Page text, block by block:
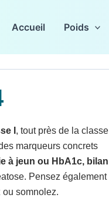
Accueil Poids
I , tout près de la classe
marqueurs concrets
à jeun ou HbA1c, bilan
Pensez également
ou somnolez.